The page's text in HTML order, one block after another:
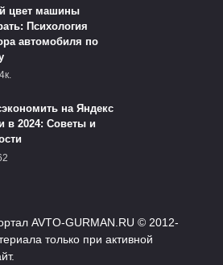
цвет машины
Психология
автомобиля по
на Яндекс
в 2024: Советы и
AVTO-GURMAN.RU © 2012-
только при активной